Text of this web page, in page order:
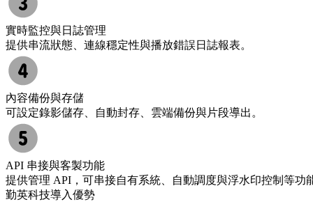
實時監控與日誌管理
提供串流狀態、連線穩定性與播放錯誤日誌報表。
內容備份與存儲
可設定錄影儲存、自動封存、雲端備份與片段導出。
API 串接與客製功能
提供管理 API，可串接自有系統、自動調度與浮水印控制等功
勤英科技導入優勢